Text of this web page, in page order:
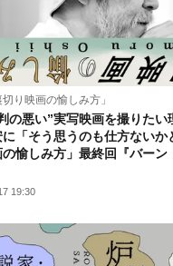
り映画の愉しみ方」
の悪い”実写映画を撮りたい
「そう思うのも仕方ない
の愉しみ方」最終回『バー
19:30